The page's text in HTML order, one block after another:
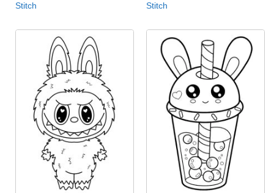
Stitch
Stitch